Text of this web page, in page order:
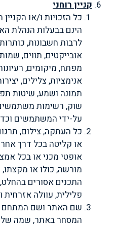
קניין רוחני
כל הזכויות ו/או
הינם בבעלות הנהלת
לרבות חשבונות,
אובייקטים, תווים,
מפתח, מיקומים,
אנימציות, צלילים,
תמונה ושמע, שיטות
שוק, רשימות
על-ידי המשתמשים
כל העתקה, צילום,
או קליטה בכל דרך
אופטי מכני או בכל
מורשה, כולו או מקצתו,
התכנים אסורים בהחלט,
פלילית, עוולה אזרחית
שם האתר ושם
המסחר באתר, שמה של